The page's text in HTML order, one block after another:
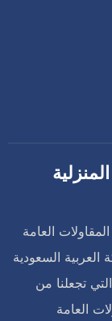
العامة
السعودية
التي تجعلنا من
العامة